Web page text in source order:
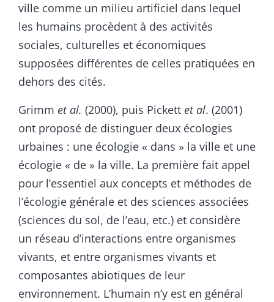
ville comme un milieu artificiel dans lequel
les humains procèdent à des activités
sociales, culturelles et économiques
supposées différentes de celles pratiquées en
dehors des cités.
Grimm et al. (2000), puis Pickett et al. (2001)
ont proposé de distinguer deux écologies
urbaines : une écologie « dans » la ville et une
écologie « de » la ville. La première fait appel
pour l’essentiel aux concepts et méthodes de
l’écologie générale et des sciences associées
(sciences du sol, de l’eau, etc.) et considère
un réseau d’interactions entre organismes
vivants, et entre organismes vivants et
composantes abiotiques de leur
environnement. L’humain n’y est en général